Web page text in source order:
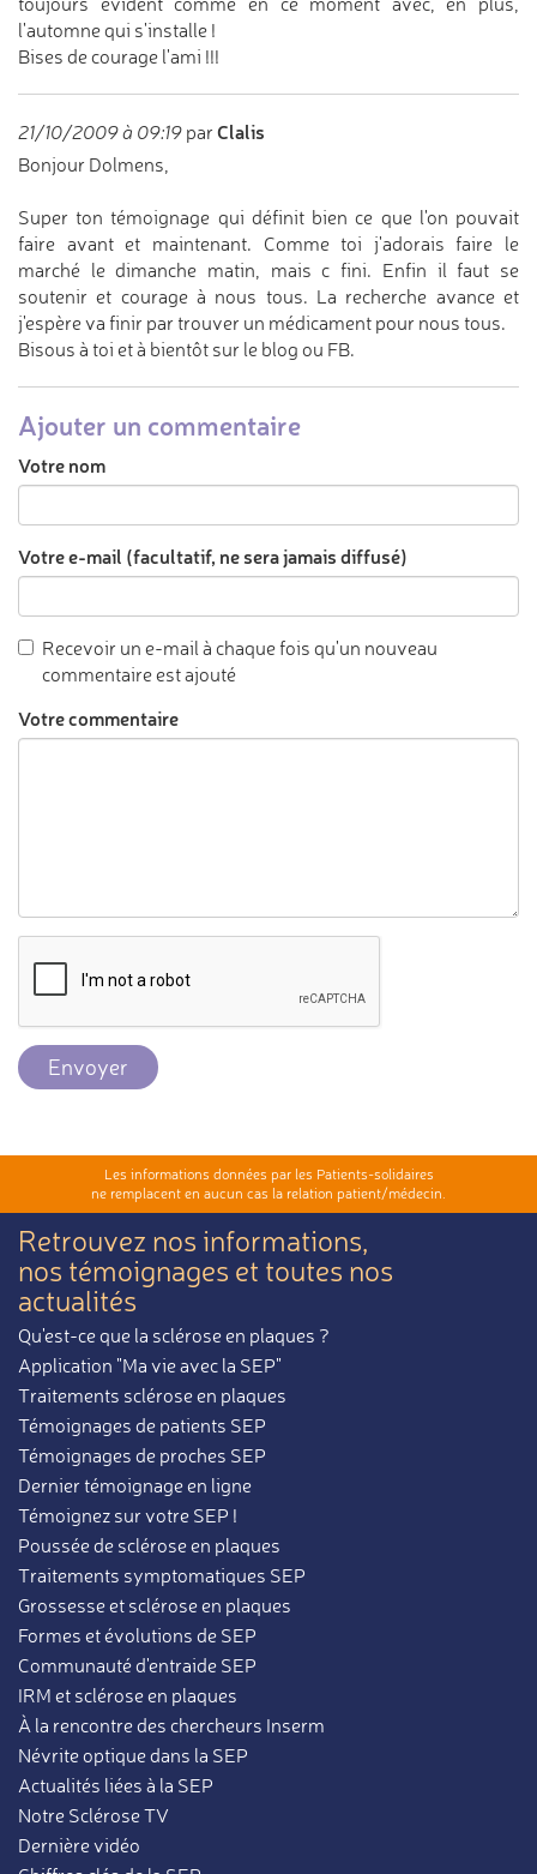
l'automne qui s'installe !
Bises de courage l'ami !!!
21/10/2009 à 09:19 par Clalis
Bonjour Dolmens,
Super ton témoignage qui définit bien ce que l'on pouvait
faire avant et maintenant. Comme toi j'adorais faire le
marché le dimanche matin, mais c fini. Enfin il faut se
soutenir et courage à nous tous. La recherche avance et
j'espère va finir par trouver un médicament pour nous tous.
Bisous à toi et à bientôt sur le blog ou FB.
Ajouter un commentaire
Votre nom
Votre e-mail (facultatif, ne sera jamais diffusé)
Recevoir un e-mail à chaque fois qu'un nouveau
commentaire est ajouté
Votre commentaire
Envoyer
Les informations données par les Patients-solidaires
ne remplacent en aucun cas la relation patient/médecin.
Retrouvez nos informations,
nos témoignages et toutes nos
actualités
Qu'est-ce que la sclérose en plaques ?
Application "Ma vie avec la SEP"
Traitements sclérose en plaques
Témoignages de patients SEP
Témoignages de proches SEP
Dernier témoignage en ligne
Témoignez sur votre SEP !
Poussée de sclérose en plaques
Traitements symptomatiques SEP
Grossesse et sclérose en plaques
Formes et évolutions de SEP
Communauté d'entraide SEP
IRM et sclérose en plaques
À la rencontre des chercheurs Inserm
Névrite optique dans la SEP
Actualités liées à la SEP
Notre Sclérose TV
Dernière vidéo